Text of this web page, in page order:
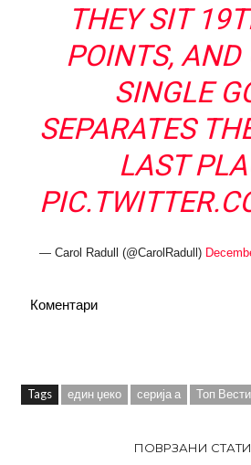
THEY SIT
POINTS, AND
SINGLE
SEPARATES
LAST
— Carol Radull (@CarolRadull)
Коментари
Tags един џеко серија а Топ Вести
ПОВРЗАНИ